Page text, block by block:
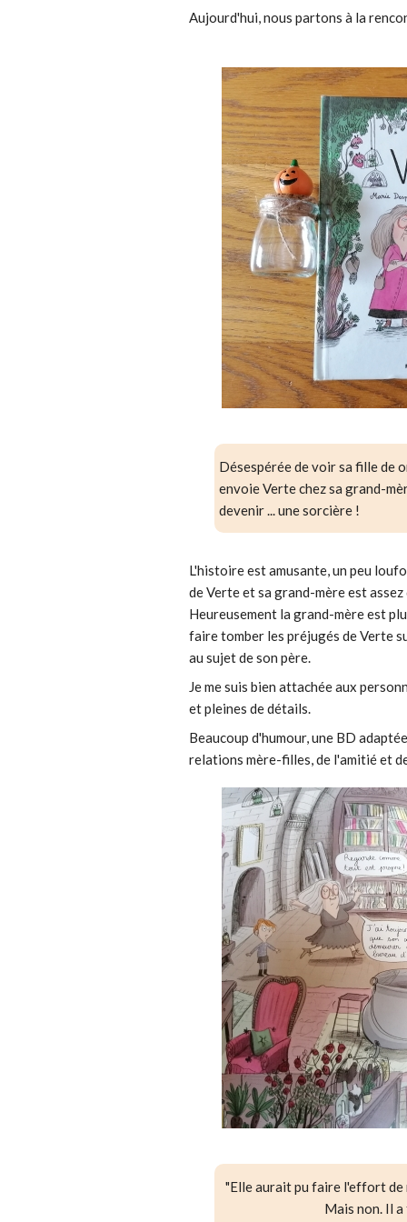
Aujourd'hui, nous partons à la
Désespérée de voir sa fille de
envoie Verte chez sa grand-
devenir ... une sorcière !
L'histoire est amusante, un peu
de Verte et sa grand-mère est
Heureusement la grand-mère est
faire tomber les préjugés de Verte
au sujet de son père.
Je me suis bien attachée aux
et pleines de détails.
Beaucoup d'humour, une BD
relations mère-filles, de l'amitié et
"Elle aurait pu faire l'effort de
Mais non. Il